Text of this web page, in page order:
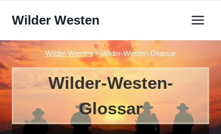
InhaltWilder Westen
Wilder-Westen»Wilder-Westen-Glossar
Wilder-Westen-
Glossar